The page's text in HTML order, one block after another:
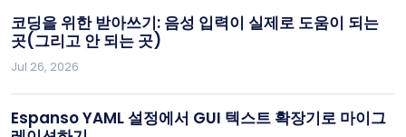
코딩을 위한 받아쓰기: 음성 입력이 실제로 도움이 되는
곳(그리고 안 되는 곳)
Jul 26, 2026
Espanso YAML 설정에서 GUI 텍스트 확장기로 마이그